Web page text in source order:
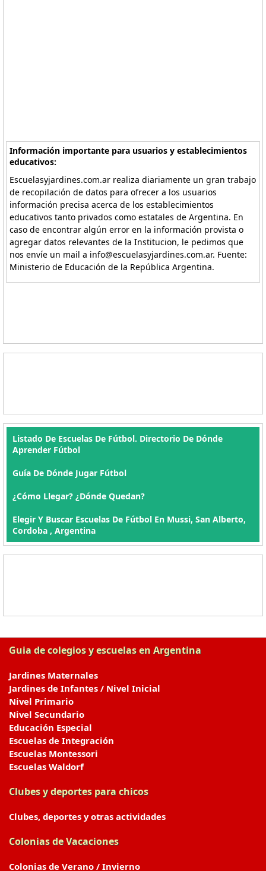
Información importante para usuarios y establecimientos
educativos:
Escuelasyjardines.com.ar realiza diariamente un gran trabajo
de recopilación de datos para ofrecer a los usuarios
información precisa acerca de los establecimientos
educativos tanto privados como estatales de Argentina. En
caso de encontrar algún error en la información provista o
agregar datos relevantes de la Institucion, le pedimos que
nos envíe un mail a info@escuelasyjardines.com.ar. Fuente:
Ministerio de Educación de la República Argentina.
Listado De Escuelas De Fútbol. Directorio De Dónde
Aprender Fútbol
Guía De Dónde Jugar Fútbol
¿Cómo Llegar? ¿Dónde Quedan?
Elegir Y Buscar Escuelas De Fútbol En Mussi, San Alberto,
Cordoba , Argentina
Guia de colegios y escuelas en Argentina
Jardines Maternales
Jardines de Infantes / Nivel Inicial
Nivel Primario
Nivel Secundario
Educación Especial
Escuelas de Integración
Escuelas Montessori
Escuelas Waldorf
Clubes y deportes para chicos
Clubes, deportes y otras actividades
Colonias de Vacaciones
Colonias de Verano / Invierno